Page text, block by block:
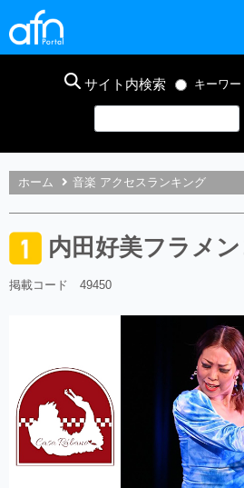
サイト内検索 キーワー
ホーム 音楽 アクセスランキング
内田好美フラメ
掲載コード 49450